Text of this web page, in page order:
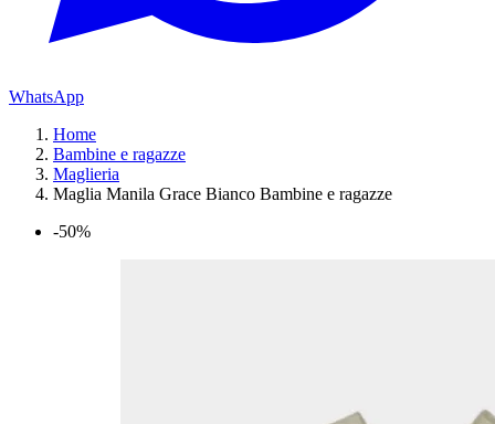
WhatsApp
Home
Bambine e ragazze
Maglieria
Maglia Manila Grace Bianco Bambine e ragazze
-50%